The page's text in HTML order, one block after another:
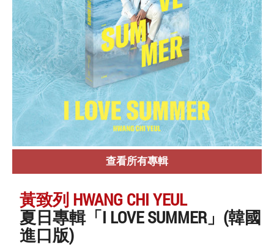
查看所有專輯
黃致列 HWANG CHI YEUL
夏日專輯「I LOVE SUMMER」(韓國
進口版)